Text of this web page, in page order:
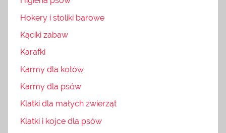
Hokery i stoliki barowe
Kąciki zabaw
Karafki
Karmy dla kotów
Karmy dla psów
Klatki dla małych zwierząt
Klatki i kojce dla psów